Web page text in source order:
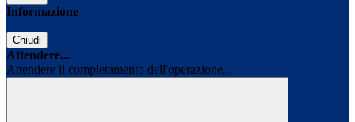
Informazione
Chiudi
Attendere...
Attendere il completamento dell'operazione...